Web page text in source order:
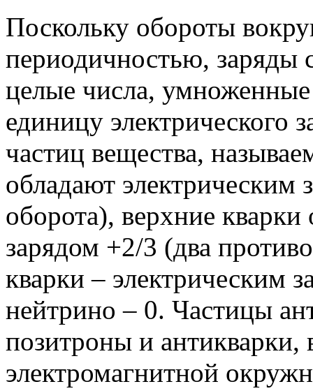
Поскольку обороты
периодичностью, заряды
целые числа,
единицу электрического
частиц вещества,
обладают
оборота), верхние
зарядом +2/3 (два
кварки – электрическим
нейтрино – 0. Частицы
позитроны и антикварки,
электромагнитной